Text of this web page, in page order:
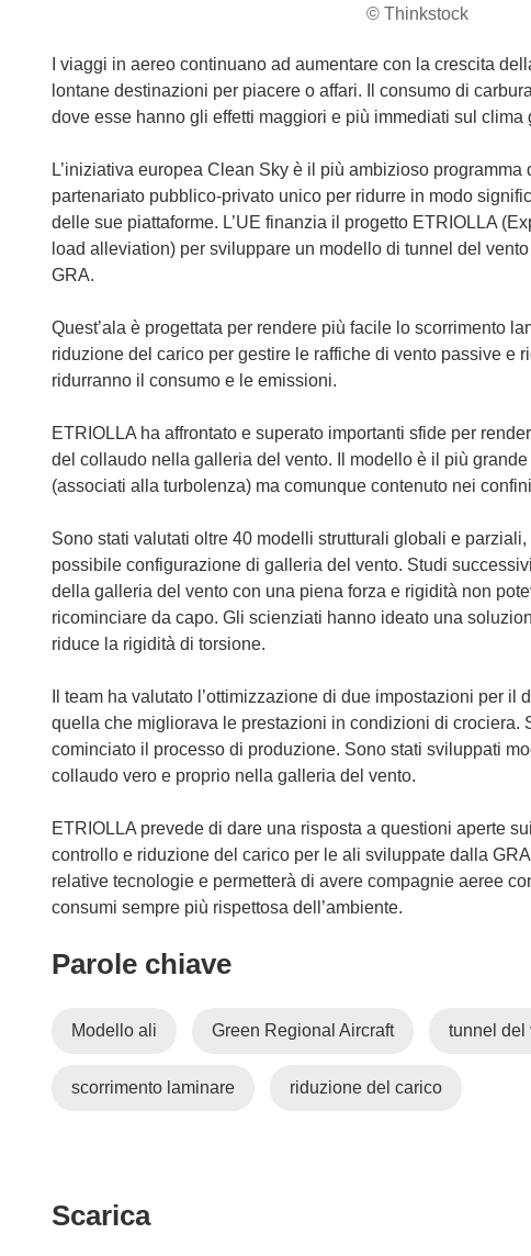
© Thinkstock
I viaggi in aereo continuano ad aumentare con la crescita
lontane destinazioni per piacere o affari. Il consumo di
dove esse hanno gli effetti maggiori e più immediati sul clima
L’iniziativa europea Clean Sky è il più ambizioso
partenariato pubblico-privato unico per ridurre in modo
delle sue piattaforme. L’UE finanzia il progetto ETRIOLLA
load alleviation) per sviluppare un modello di tunnel del
GRA.
Quest’ala è progettata per rendere più facile lo scorrimento
riduzione del carico per gestire le raffiche di vento passive e
ridurranno il consumo e le emissioni.
ETRIOLLA ha affrontato e superato importanti sfide per
del collaudo nella galleria del vento. Il modello è il più
(associati alla turbolenza) ma comunque contenuto nei
Sono stati valutati oltre 40 modelli strutturali globali e
possibile configurazione di galleria del vento. Studi
della galleria del vento con una piena forza e rigidità non
ricominciare da capo. Gli scienziati hanno ideato una
riduce la rigidità di torsione.
Il team ha valutato l’ottimizzazione di due impostazioni per
quella che migliorava le prestazioni in condizioni di crociera.
cominciato il processo di produzione. Sono stati sviluppati
collaudo vero e proprio nella galleria del vento.
ETRIOLLA prevede di dare una risposta a questioni aperte
controllo e riduzione del carico per le ali sviluppate dalla
relative tecnologie e permetterà di avere compagnie aeree
consumi sempre più rispettosa dell’ambiente.
Parole chiave
Modello ali Green Regional Aircraft tunnel del
scorrimento laminare riduzione del carico
ScaricaScarica